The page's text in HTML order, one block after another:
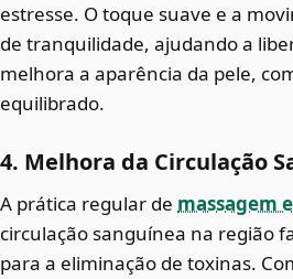
estresse. O toque suave e a
de tranquilidade, ajudando a
melhora a aparência da pele,
equilibrado.
4. Melhora da Circulação
A prática regular de massagem
circulação sanguínea na região
para a eliminação de toxinas.